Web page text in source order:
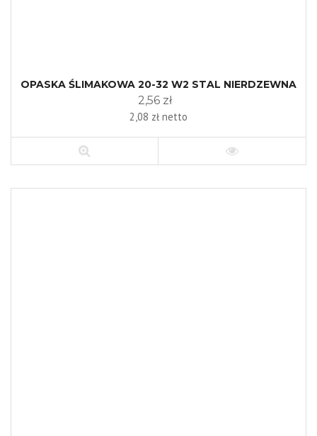
OPASKA ŚLIMAKOWA 20-32 W2 STAL NIERDZEWNA
2,56 zł
2,08 zł netto